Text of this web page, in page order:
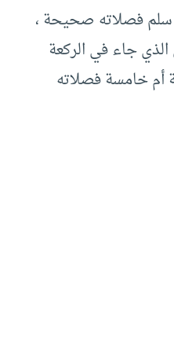
سلم فصلاته صحيحة ،
جاء في الركعة
أم خامسة فصلاته